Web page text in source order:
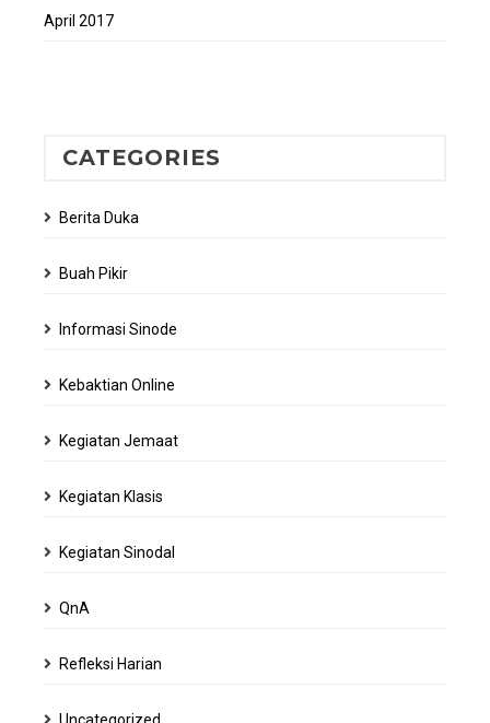
April 2017
CATEGORIES
Berita Duka
Buah Pikir
Informasi Sinode
Kebaktian Online
Kegiatan Jemaat
Kegiatan Klasis
Kegiatan Sinodal
QnA
Refleksi Harian